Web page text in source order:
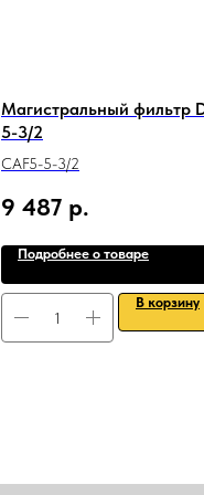
Магистральный фильтр
5-3/2
CAF5-5-3/2
9 487 р.
Подробнее о товаре
В корзину